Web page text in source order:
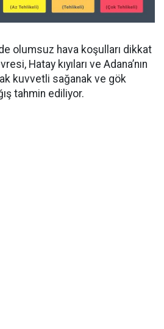
olumsuz hava koşulları dikkat
Hatay kıyıları ve Adana’nın
kuvvetli sağanak ve gök
tahmin ediliyor.